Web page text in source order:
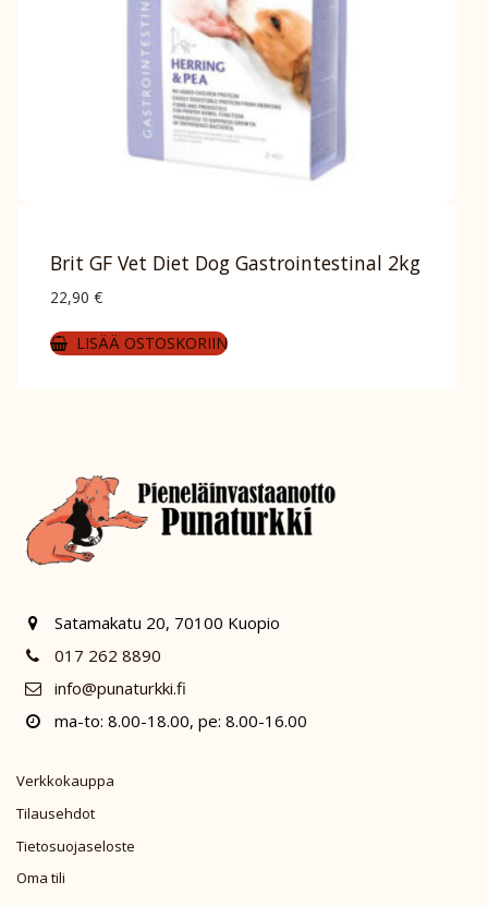
Brit GF Vet Diet Dog Gastrointestinal 2kg
22,90 €
LISÄÄ OSTOSKORIIN
Satamakatu 20, 70100 Kuopio
017 262 8890
info@punaturkki.fi
ma-to: 8.00-18.00, pe: 8.00-16.00
Verkkokauppa
Tilausehdot
Tietosuojaseloste
Oma tili